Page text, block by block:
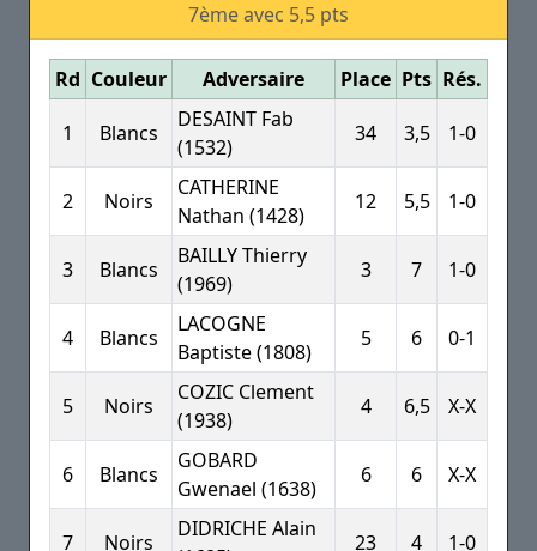
7ème avec 5,5 pts
Rd Couleur Adversaire Place Pts Rés.
1 Blancs
DESAINT Fab
(1532)
34 3,5 1-0
2 Noirs
CATHERINE
Nathan (1428)
12 5,5 1-0
3 Blancs
BAILLY Thierry
(1969)
3 7 1-0
4 Blancs
LACOGNE
Baptiste (1808)
5 6 0-1
5 Noirs
COZIC Clement
(1938)
4 6,5 X-X
6 Blancs
GOBARD
Gwenael (1638)
6 6 X-X
7 Noirs
DIDRICHE Alain
23 4 1-0